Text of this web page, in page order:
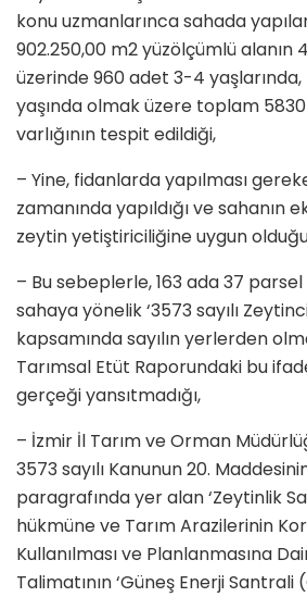
konu uzmanlarınca sahada
902.250,00 m2 yüzölçümlü alanın
üzerinde 960 adet 3-4 yaşlarında,
yaşında olmak üzere toplam
varlığının tespit edildiği,
– Yine, fidanlarda yapılması
zamanında yapıldığı ve sahanın
zeytin yetiştiriciliğine uygun
– Bu sebeplerle, 163 ada 37 parsel
sahaya yönelik ‘3573 sayılı
kapsamında sayılın yerlerden
Tarımsal Etüt Raporundaki bu
gerçeği yansıtmadığı,
– İzmir İl Tarım ve Orman
3573 sayılı Kanunun 20.
paragrafında yer alan ‘Zeytinlik
hükmüne ve Tarım Arazilerinin
Kullanılması ve Planlanmasına
Talimatının ‘Güneş Enerji Santrali